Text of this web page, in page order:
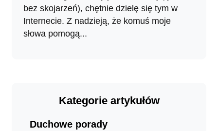
bez skojarzeń), chętnie dzielę się tym w
Internecie. Z nadzieją, że komuś moje
słowa pomogą...
Kategorie artykułów
Duchowe porady